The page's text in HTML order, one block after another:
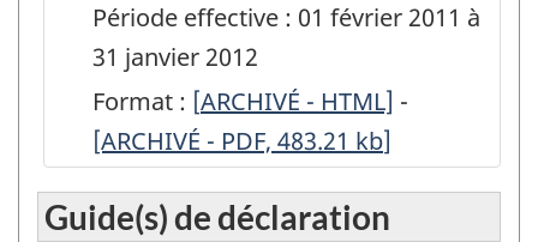
Période effective : 01 février 2011 à
31 janvier 2012
Format : [ARCHIVÉ
-
effectués
ARCHIVÉ - HTML] -
[ARCHIVÉ - PDF, 483.21 kb]
Guide(s) de déclaration